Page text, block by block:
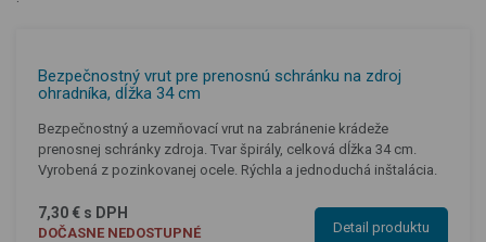
Bezpečnostný vrut pre prenosnú schránku na zdroj
ohradníka, dĺžka 34 cm
Bezpečnostný a uzemňovací vrut na zabránenie krádeže
prenosnej schránky zdroja. Tvar špirály, celková dĺžka 34 cm.
Vyrobená z pozinkovanej ocele. Rýchla a jednoduchá inštalácia.
7,30 € s DPH
DOČASNE NEDOSTUPNÉ Detail produktu